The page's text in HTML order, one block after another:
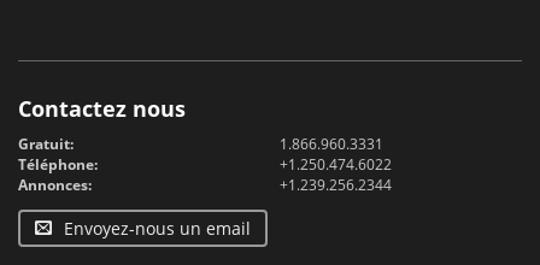
Contactez nous
Gratuit:
1.866.960.3331
Téléphone:
+1.250.474.6022
Annonces:
+1.239.256.2344
Envoyez-nous un email